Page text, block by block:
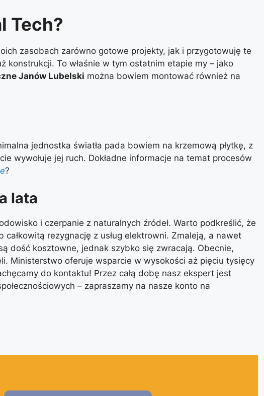
Tech?
zasobach zarówno gotowe projekty, jak i przygotowuję te
konstrukcji. To właśnie w tym ostatnim etapie my – jako
Janów Lubelski można bowiem montować również na
jednostka światła pada bowiem na krzemową płytkę, z
wywołuje jej ruch. Dokładne informacje na temat procesów
?
lata
i czerpanie z naturalnych źródeł. Warto podkreślić, że
rezygnację z usług elektrowni. Zmaleją, a nawet
dość kosztowne, jednak szybko się zwracają. Obecnie,
Ministerstwo oferuje wsparcie w wysokości aż pięciu tysięcy
do kontaktu! Przez całą dobę nasz ekspert jest
– zapraszamy na nasze konto na